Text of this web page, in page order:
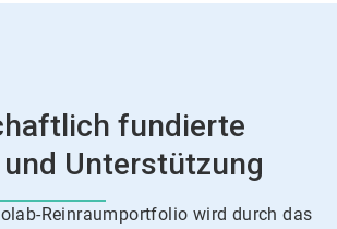
fundierte
Unterstützung
Reinraumportfolio wird durch das